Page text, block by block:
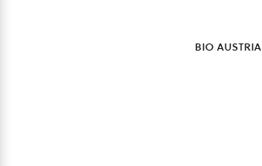
bio austria